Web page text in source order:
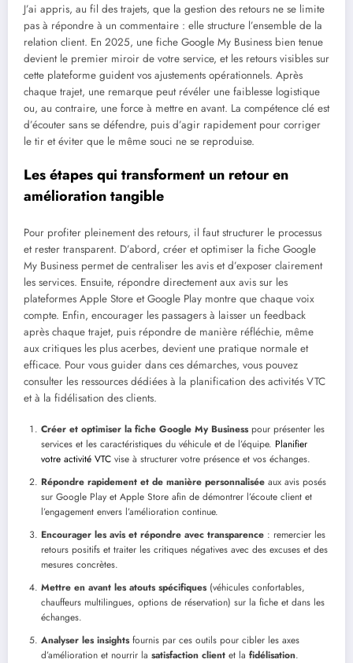
J’ai appris, au fil des trajets, que la gestion des retours ne se limite
pas à répondre à un commentaire : elle structure l’ensemble de la
relation client. En 2025, une fiche Google My Business bien tenue
devient le premier miroir de votre service, et les retours visibles sur
cette plateforme guident vos ajustements opérationnels. Après
chaque trajet, une remarque peut révéler une faiblesse logistique
ou, au contraire, une force à mettre en avant. La compétence clé est
d’écouter sans se défendre, puis d’agir rapidement pour corriger
le tir et éviter que le même souci ne se reproduise.
Les étapes qui transforment un retour en
amélioration tangible
Pour profiter pleinement des retours, il faut structurer le processus
et rester transparent. D’abord, créer et optimiser la fiche Google
My Business permet de centraliser les avis et d’exposer clairement
les services. Ensuite, répondre directement aux avis sur les
plateformes Apple Store et Google Play montre que chaque voix
compte. Enfin, encourager les passagers à laisser un feedback
après chaque trajet, puis répondre de manière réfléchie, même
aux critiques les plus acerbes, devient une pratique normale et
efficace. Pour vous guider dans ces démarches, vous pouvez
consulter les ressources dédiées à la planification des activités VTC
et à la fidélisation des clients.
Créer et optimiser la fiche Google My Businesspour présenter les
services et les caractéristiques du véhicule et de l’équipe. Planifier
votre activité VTC vise à structurer votre présence et vos échanges.
Répondre rapidement et de manière personnalisée aux avis posés
sur Google Play et Apple Store afin de démontrer l’écoute client et
l’engagement envers l’amélioration continue.
Encourager les avis et répondre avec transparence : remercier les
retours positifs et traiter les critiques négatives avec des excuses et des
mesures concrètes.
Mettre en avant les atouts spécifiques(véhicules confortables,
chauffeurs multilingues, options de réservation) sur la fiche et dans les
échanges.
Analyser les insightsfournis par ces outils pour cibler les axes
d’amélioration et nourrir la satisfaction client et la fidélisation.